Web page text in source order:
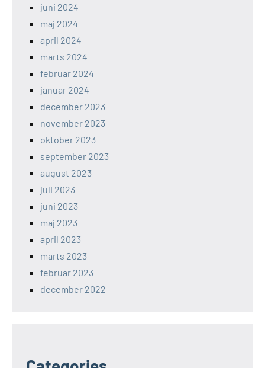
juni 2024
maj 2024
april 2024
marts 2024
februar 2024
januar 2024
december 2023
november 2023
oktober 2023
september 2023
august 2023
juli 2023
juni 2023
maj 2023
april 2023
marts 2023
februar 2023
december 2022